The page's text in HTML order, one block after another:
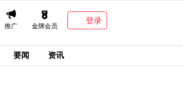
推广 金牌会员
登录
要闻 资讯